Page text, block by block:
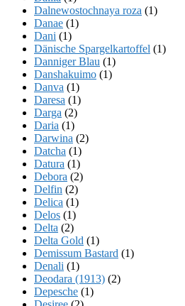
Dalnewostochnaya roza (1)
Danae (1)
Dani (1)
Dänische Spargelkartoffel (1)
Danniger Blau (1)
Danshakuimo (1)
Danva (1)
Daresa (1)
Darga (2)
Daria (1)
Darwina (2)
Datcha (1)
Datura (1)
Debora (2)
Delfin (2)
Delica (1)
Delos (1)
Delta (2)
Delta Gold (1)
Demissum Bastard (1)
Denali (1)
Deodara (1913) (2)
Depesche (1)